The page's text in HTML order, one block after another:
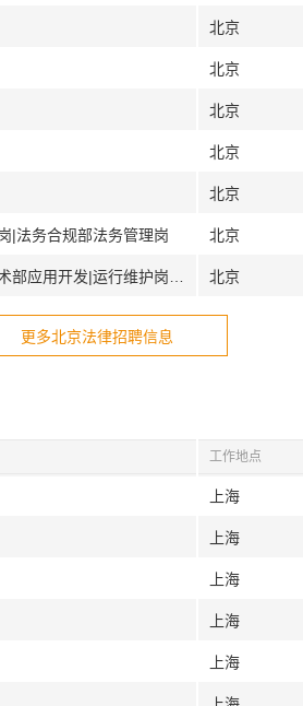
北京
北京
北京
北京
北京
|法务合规部法务管理岗 北京
北京
更多北京法律招聘信息
工作地点
上海
上海
上海
上海
上海